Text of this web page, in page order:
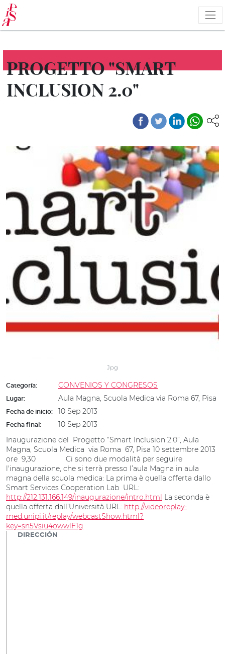
Pasar
al
contenido
principal
PROGETTO "SMART
INCLUSION 2.0"
Jpg
Categoría: CONVENIOS Y CONGRESOS
Lugar: Aula Magna, Scuola Medica via Roma 67, Pisa
Fecha de inicio: 10 Sep 2013
Fecha final:
10 Sep 2013
Inaugurazione del Progetto “Smart Inclusion 2.0”, Aula
Magna, Scuola Medica via Roma 67, Pisa 10 settembre 2013
ore 9,30 Ci sono due modalità per seguire
l'inaugurazione, che si terrà presso l’aula Magna in aula
magna della scuola medica: La prima è quella offerta dallo
Smart Services Cooperation Lab URL:
http://212.131.166.149/inaugurazione/intro.html La seconda è
quella offerta dall’Università URL: http://videoreplay-
med.unipi.it/replay/webcastShow.html?
key=sn5Vsiu4owwlF1g
DIRECCIÓN